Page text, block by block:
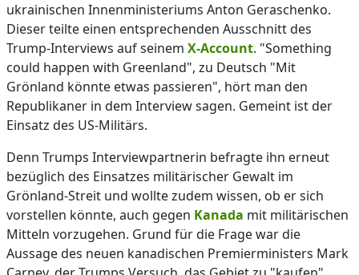
ukrainischen Innenministeriums Anton Geraschenko.
Dieser teilte einen entsprechenden Ausschnitt des
Trump-Interviews auf seinem X-Account. "Something
could happen with Greenland", zu Deutsch "Mit
Grönland könnte etwas passieren", hört man den
Republikaner in dem Interview sagen. Gemeint ist der
Einsatz des US-Militärs.
Denn Trumps Interviewpartnerin befragte ihn erneut
bezüglich des Einsatzes militärischer Gewalt im
Grönland-Streit und wollte zudem wissen, ob er sich
vorstellen könnte, auch gegen Kanada mit militärischen
Mitteln vorzugehen. Grund für die Frage war die
Aussage des neuen kanadischen Premierministers Mark